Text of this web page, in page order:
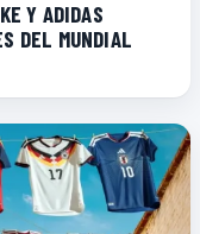
Y ADIDAS
DEL MUNDIAL